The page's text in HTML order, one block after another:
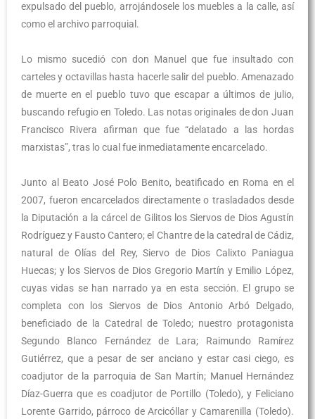
expulsado del pueblo, arrojándosele los muebles a la calle, así
como el archivo parroquial.
Lo mismo sucedió con don Manuel que fue insultado con
carteles y octavillas hasta hacerle salir del pueblo. Amenazado
de muerte en el pueblo tuvo que escapar a últimos de julio,
buscando refugio en Toledo. Las notas originales de don Juan
Francisco Rivera afirman que fue “delatado a las hordas
marxistas”, tras lo cual fue inmediatamente encarcelado.
Junto al Beato José Polo Benito, beatificado en Roma en el
2007, fueron encarcelados directamente o trasladados desde
la Diputación a la cárcel de Gilitos los Siervos de Dios Agustín
Rodríguez y Fausto Cantero; el Chantre de la catedral de Cádiz,
natural de Olías del Rey, Siervo de Dios Calixto Paniagua
Huecas; y los Siervos de Dios Gregorio Martín y Emilio López,
cuyas vidas se han narrado ya en esta sección. El grupo se
completa con los Siervos de Dios Antonio Arbó Delgado,
beneficiado de la Catedral de Toledo; nuestro protagonista
Segundo Blanco Fernández de Lara; Raimundo Ramírez
Gutiérrez, que a pesar de ser anciano y estar casi ciego, es
coadjutor de la parroquia de San Martín; Manuel Hernández
Díaz-Guerra que es coadjutor de Portillo (Toledo), y Feliciano
Lorente Garrido, párroco de Arcicóllar y Camarenilla (Toledo).